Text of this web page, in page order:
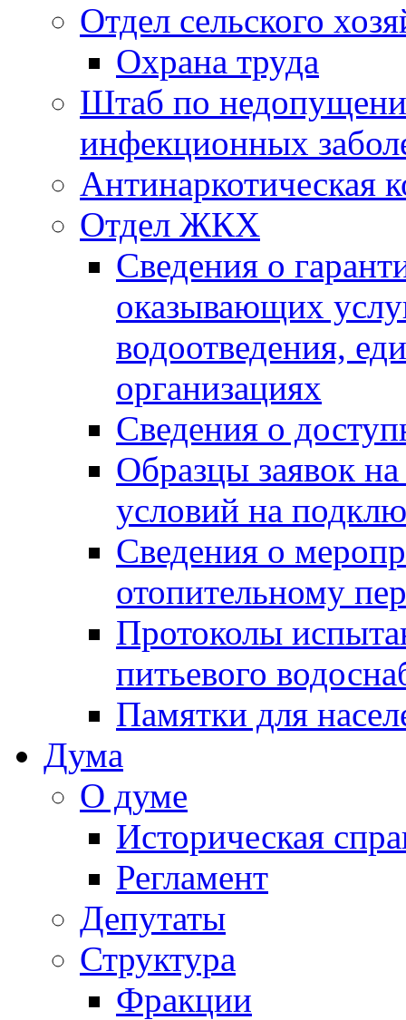
Отдел сельского
Охрана труда
Штаб по
инфекционных
Антинаркотическая
Отдел ЖКХ
Сведения о
оказывающих
водоотведения,
организациях
Сведения о
Образцы заявок
условий на
Сведения о
отопительному
Протоколы
питьевого
Памятки для
Дума
О думе
Историческая
Регламент
Депутаты
Структура
Фракции